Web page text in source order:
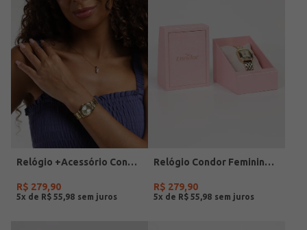
Relógio +Acessório Condor Feminino DOURADO
R$ 279,90
5x de R$ 55 98
Relógio Condor Feminino DOURADO
R$ 279,90
5x de R$ 55 98